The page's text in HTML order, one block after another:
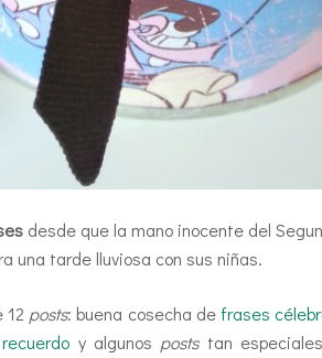
desde que la mano inocente del
una tarde lluviosa con sus niñas.
12 posts: buena cosecha de frases
y algunos poststan